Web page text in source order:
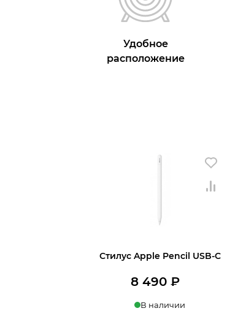
Удобное
расположение
Стилус Apple Pencil USB-C
8 490₽
В наличии